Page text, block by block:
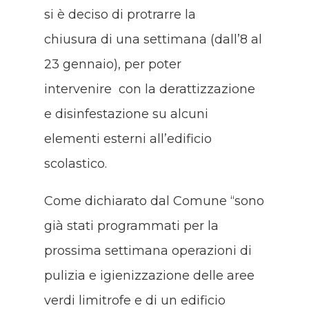
si è deciso di protrarre la
chiusura di una settimana (dall’8 al
23 gennaio), per poter
intervenire con la derattizzazione
e disinfestazione su alcuni
elementi esterni all’edificio
scolastico.
Come dichiarato dal Comune “sono
già stati programmati per la
prossima settimana operazioni di
pulizia e igienizzazione delle aree
verdi limitrofe e di un edificio